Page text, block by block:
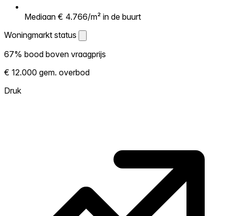
Mediaan € 4.766/m² in de buurt
Woningmarkt status
Woningmarkt status
Laat zien hoe competitief de markt hier is.
Hoe meer woningen boven vraagprijs
verkopen, hoe heter. Heet? Verwacht
67% bood boven vraagprijs
€ 12.000 gem. overbod
Druk